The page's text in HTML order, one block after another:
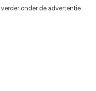
verder onder de advertentie